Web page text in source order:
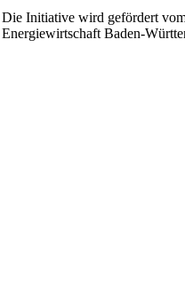
Die Initiative wird gefördert
Energiewirtschaft Baden-